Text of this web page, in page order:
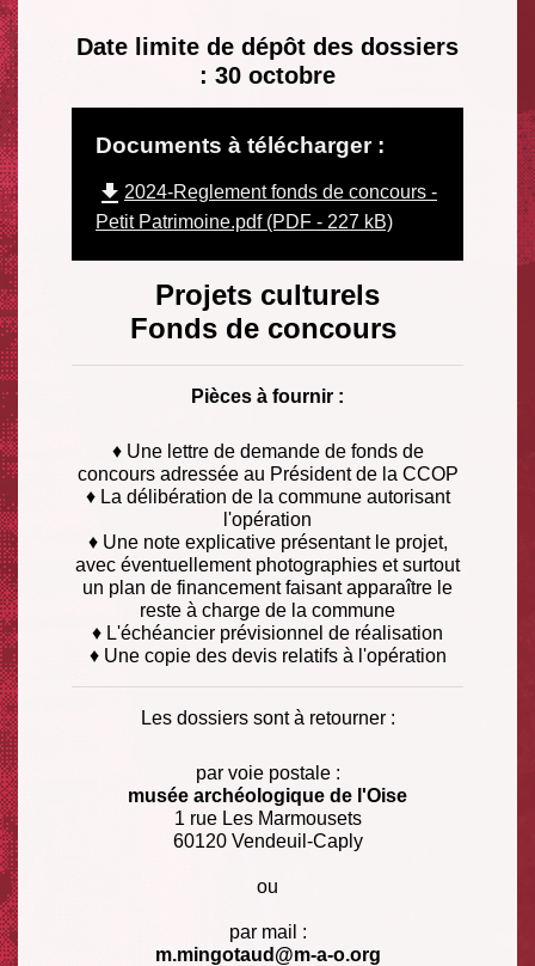
Date limite de dépôt des dossiers
: 30 octobre
Documents à télécharger :
file_download 2024-Reglement fonds de concours -
Petit Patrimoine.pdf (PDF - 227 kB)
Projets culturels
Fonds de concours
Pièces à fournir :
♦ Une lettre de demande de fonds de
concours adressée au Président de la CCOP
♦ La délibération de la commune autorisant
l'opération
♦ Une note explicative présentant le projet,
avec éventuellement photographies et surtout
un plan de financement faisant apparaître le
reste à charge de la commune
♦ L'échéancier prévisionnel de réalisation
♦ Une copie des devis relatifs à l'opération
Les dossiers sont à retourner :
par voie postale :
musée archéologique de l'Oise
1 rue Les Marmousets
60120 Vendeuil-Caply
ou
par mail :
m.mingotaud@m-a-o.org